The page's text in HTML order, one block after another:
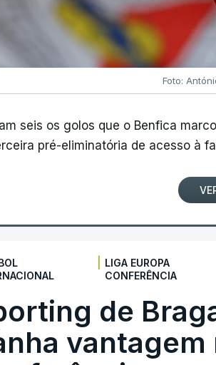
Foto:
seis os golos que o Benfica
pré-eliminatória de acesso à
LIGA EUROPA
CONFERÊNCIA
de
vantagem